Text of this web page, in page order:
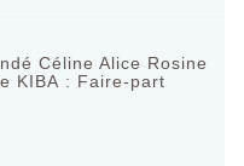
Céline Alice Rosine
KIBA : Faire-part